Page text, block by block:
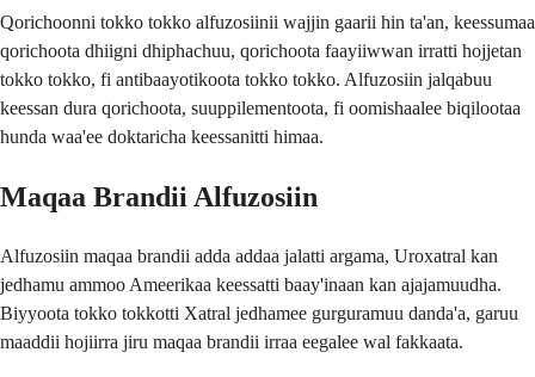
Qorichoonni tokko tokko alfuzosiinii wajjin gaarii hin ta'an, keessumaa
qorichoota dhiigni dhiphachuu, qorichoota faayiiwwan irratti hojjetan
tokko tokko, fi antibaayotikoota tokko tokko. Alfuzosiin jalqabuu
keessan dura qorichoota, suuppilementoota, fi oomishaalee biqilootaa
hunda waa'ee doktaricha keessanitti himaa.
Maqaa Brandii Alfuzosiin
Alfuzosiin maqaa brandii adda addaa jalatti argama, Uroxatral kan
jedhamu ammoo Ameerikaa keessatti baay'inaan kan ajajamuudha.
Biyyoota tokko tokkotti Xatral jedhamee gurguramuu danda'a, garuu
maaddii hojiirra jiru maqaa brandii irraa eegalee wal fakkaata.